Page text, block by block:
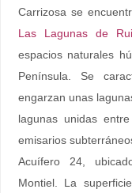
Carrizosa se
Las Lagunas de
espacios naturales
Península. Se
engarzan unas
lagunas unidas
emisarios
Acuífero 24,
Montiel. La